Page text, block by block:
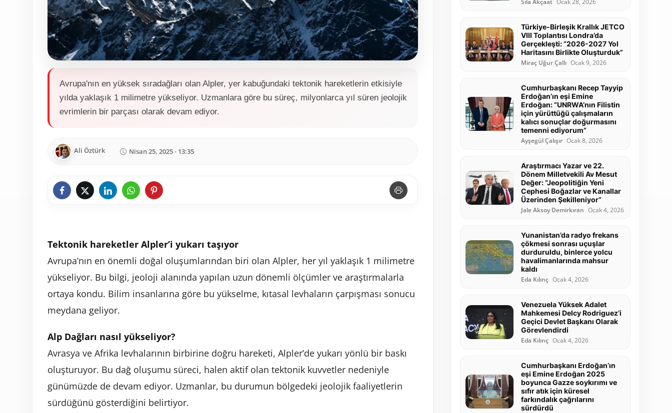
Avrupa'nın en yüksek sıradağları olan Alpler, yer kabuğundaki tektonik hareketlerin etkisiyle
yılda yaklaşık 1 milimetre yükseliyor. Uzmanlara göre bu süreç, milyonlarca yıl süren jeolojik
evrimlerin bir parçası olarak devam ediyor.
Ali Öztürk Nisan 25, 2025 - 13:35
Tektonik hareketler Alpler’i yukarı taşıyor
Avrupa’nın en önemli doğal oluşumlarından biri olan Alpler, her yıl yaklaşık 1 milimetre
yükseliyor. Bu bilgi, jeoloji alanında yapılan uzun dönemli ölçümler ve araştırmalarla
ortaya kondu. Bilim insanlarına göre bu yükselme, kıtasal levhaların çarpışması sonucu
meydana geliyor.
Alp Dağları nasıl yükseliyor?
Avrasya ve Afrika levhalarının birbirine doğru hareketi, Alpler’de yukarı yönlü bir baskı
oluşturuyor. Bu dağ oluşumu süreci, halen aktif olan tektonik kuvvetler nedeniyle
günümüzde de devam ediyor. Uzmanlar, bu durumun bölgedeki jeolojik faaliyetlerin
sürdüğünü gösterdiğini belirtiyor.
Sıla Akçaat Ocak 28, 2026
Türkiye-Birleşik Krallık JETCO
VIII Toplantısı Londra’da
Gerçekleşti: “2026-2027 Yol
Haritasını Birlikte Oluşturduk”
Miraç Uğur Çallı Ocak 9, 2026
Cumhurbaşkanı Recep Tayyip
Erdoğan’ın eşi Emine
Erdoğan: “UNRWA’nın Filistin
için yürüttüğü çalışmaların
kalıcı sonuçlar doğurmasını
temenni ediyorum”
Ayşegül Çalışır Ocak 8, 2026
Araştırmacı Yazar ve 22.
Dönem Milletvekili Av Mesut
Değer: “Jeopolitiğin Yeni
Cephesi Boğazlar ve Kanallar
Üzerinden Şekilleniyor”
Jale Aksoy Demirkıran Ocak 4, 2026
Yunanistan’da radyo frekans
çökmesi sonrası uçuşlar
durduruldu, binlerce yolcu
havalimanlarında mahsur
kaldı
Eda Kılınç Ocak 4, 2026
Venezuela Yüksek Adalet
Mahkemesi Delcy Rodriguez’i
Geçici Devlet Başkanı Olarak
Görevlendirdi
Eda Kılınç Ocak 4, 2026
Cumhurbaşkanı Erdoğan’ın
eşi Emine Erdoğan 2025
boyunca Gazze soykırımı ve
sıfır atık için küresel
farkındalık çağrılarını
sürdürdü